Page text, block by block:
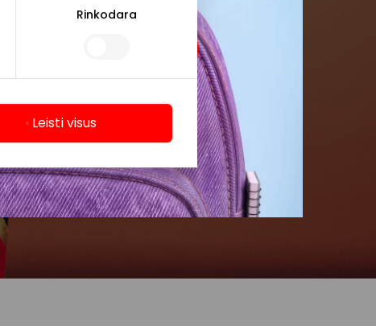
Rinkodara
Leisti visus